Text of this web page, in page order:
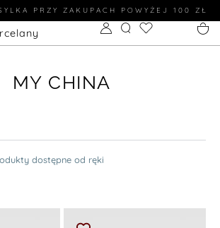
PRZY ZAKUPACH POWYŻEJ 100 ZŁ
MY CHINA
dostępne od ręki